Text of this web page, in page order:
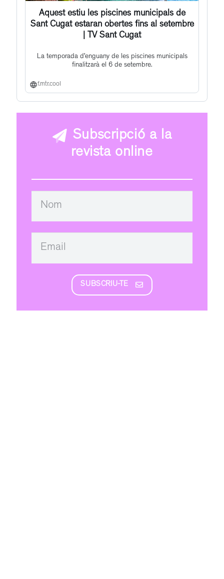
Aquest estiu les piscines municipals de
Sant Cugat estaran obertes fins al setembre
| TV Sant Cugat
La temporada d’enguany de les piscines municipals
finalitzarà el 6 de setembre.
f.mtr.cool
Subscripció a la
revista online
SUBSCRIU-TE